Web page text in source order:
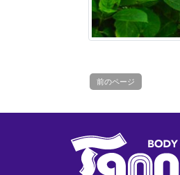
前のページ